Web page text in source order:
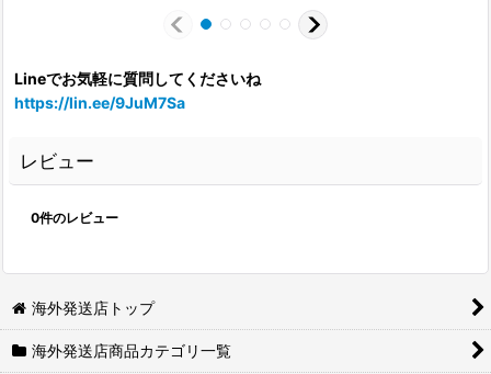
Lineでお気軽に質問してくださいね
https://lin.ee/9JuM7Sa
レビュー
0件のレビュー
海外発送店トップ
海外発送店商品カテゴリ一覧